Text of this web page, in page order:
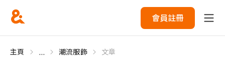
會員註冊
主頁 ... 潮流服飾 文章